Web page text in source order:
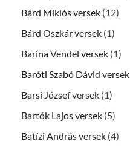
Bárd Miklós versek (12)
Bárd Oszkár versek (1)
Barina Vendel versek (1)
Baróti Szabó Dávid versek
Barsi József versek (1)
Bartók Lajos versek (5)
Batízi András versek (4)